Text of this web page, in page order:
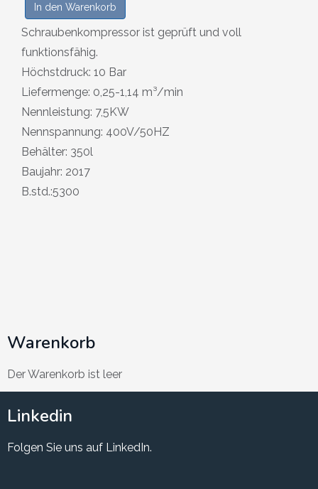
Warenkorb
Der Warenkorb ist leer
In den Warenkorb
Schraubenkompressor ist geprüft und voll
funktionsfähig.
Höchstdruck: 10 Bar
Liefermenge: 0,25-1,14 m³/min
Nennleistung: 7,5KW
Nennspannung: 400V/50HZ
Behälter: 350l
Baujahr: 2017
B.std.:5300
Linkedin
Folgen Sie uns auf LinkedIn.